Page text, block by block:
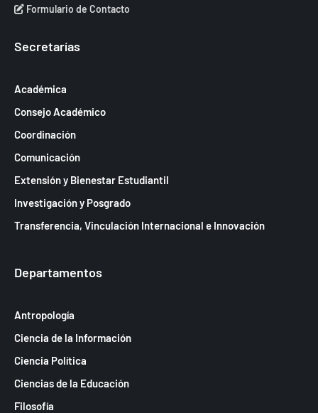
Formulario de Contacto
Secretarías
Académica
Consejo Académico
Coordinación
Comunicación
Extensión y Bienestar Estudiantil
Investigación y Posgrado
Transferencia, Vinculación Internacional e Innovación
Departamentos
Antropología
Ciencia de la Información
Ciencia Política
Ciencias de la Educación
Filosofía